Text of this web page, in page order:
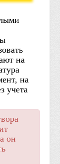
на
на
учета
он